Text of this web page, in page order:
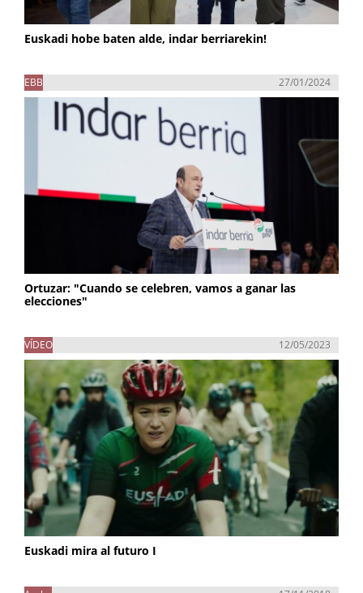
Euskadi hobe baten alde, indar berriarekin!
EBB 27/01/2024
Ortuzar: "Cuando se celebren, vamos a ganar las
elecciones"
VÍDEO 12/05/2023
Euskadi mira al futuro I